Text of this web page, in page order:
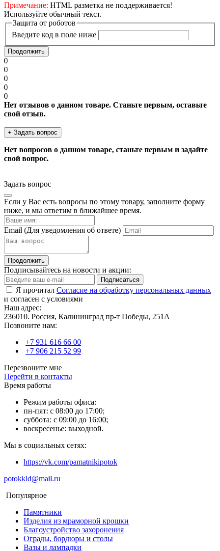
Примечание: HTML разметка не поддерживается!
Используйте обычный текст.
Защита от роботов
Введите код в поле ниже
Продолжить
0
0
0
0
0
Нет отзывов о данном товаре. Станьте первым, оставьте
свой отзыв.
+ Задать вопрос
Нет вопросов о данном товаре, станьте первым и задайте
свой вопрос.
Задать вопрос
Если у Вас есть вопросы по этому товару, заполните форму
ниже, и мы ответим в ближайшее время.
Email (Для уведомления об ответе)
Продолжить
Подписывайтесь на новости и акции:
Подписаться
Я прочитал Согласие на обработку персональных данных
и согласен с условиями
Наш адрес:
236010. Россия, Калининград пр-т Победы, 251А
Позвоните нам:
+7 931 616 66 00
+7 906 215 52 99
Перезвоните мне
Перейти в контакты
Время работы
Режим работы офиса:
пн-пят: с 08:00 до 17:00;
суббота: с 09:00 до 16:00;
воскресенье: выходной.
Мы в социальных сетях:
https://vk.com/pamatnikipotok
potokkld@mail.ru
Популярное
Памятники
Изделия из мраморной крошки
Благоустройство захоронения
Ограды, бордюры и столы
Вазы и лампадки